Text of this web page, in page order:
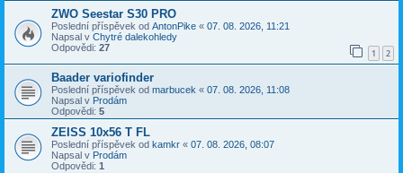
ZWO Seestar S30 PRO
Poslední příspěvek od AntonPike « 07. 08. 2026, 11:21
Napsal v Chytré dalekohledy
Odpovědi: 27 1 2
Baader variofinder
Poslední příspěvek od marbucek « 07. 08. 2026, 11:08
Napsal v Prodám
Odpovědi: 5
ZEISS 10x56 T FL
Poslední příspěvek od kamkr « 07. 08. 2026, 08:07
Napsal v Prodám
Odpovědi: 1